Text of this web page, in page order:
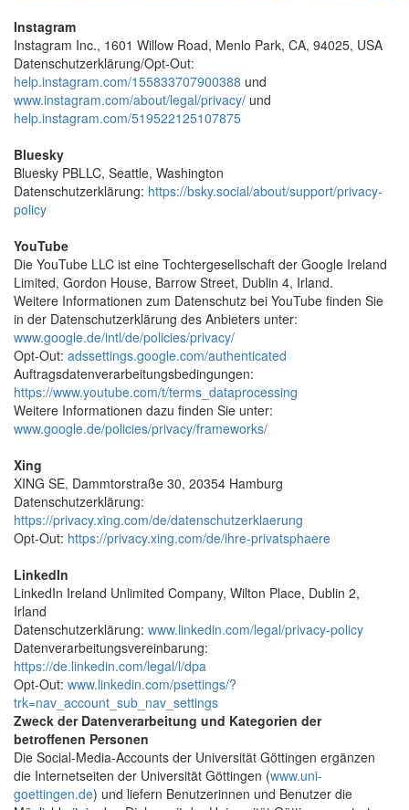
Instagram
Instagram Inc., 1601 Willow Road, Menlo Park, CA, 94025, USA
Datenschutzerklärung/Opt-Out:
help.instagram.com/155833707900388 und
www.instagram.com/about/legal/privacy/ und
help.instagram.com/519522125107875
Bluesky
Bluesky PBLLC, Seattle, Washington
Datenschutzerklärung: https://bsky.social/about/support/privacy-
policy
YouTube
Die YouTube LLC ist eine Tochtergesellschaft der Google Ireland
Limited, Gordon House, Barrow Street, Dublin 4, Irland.
Weitere Informationen zum Datenschutz bei YouTube finden Sie
in der Datenschutzerklärung des Anbieters unter:
www.google.de/intl/de/policies/privacy/
Opt-Out: adssettings.google.com/authenticated
Auftragsdatenverarbeitungsbedingungen:
https://www.youtube.com/t/terms_dataprocessing
Weitere Informationen dazu finden Sie unter:
www.google.de/policies/privacy/frameworks/
Xing
XING SE, Dammtorstraße 30, 20354 Hamburg
Datenschutzerklärung:
https://privacy.xing.com/de/datenschutzerklaerung
Opt-Out: https://privacy.xing.com/de/ihre-privatsphaere
LinkedIn
LinkedIn Ireland Unlimited Company, Wilton Place, Dublin 2,
Irland
Datenschutzerklärung: www.linkedin.com/legal/privacy-policy
Datenverarbeitungsvereinbarung:
https://de.linkedin.com/legal/l/dpa
Opt-Out: www.linkedin.com/psettings/?
trk=nav_account_sub_nav_settings
Zweck der Datenverarbeitung und Kategorien der
betroffenen Personen
Die Social-Media-Accounts der Universität Göttingen ergänzen
die Internetseiten der Universität Göttingen (www.uni-
goettingen.de) und liefern Benutzerinnen und Benutzer die